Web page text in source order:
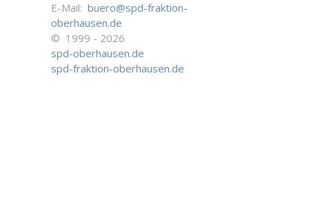
E-Mail: buero@spd-fraktion-
oberhausen.de
© 1999 - 2026
spd-oberhausen.de
spd-fraktion-oberhausen.de